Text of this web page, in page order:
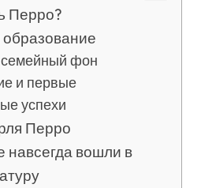
Перро?
фон
и первые
успехи
Перро
навсегда вошли в